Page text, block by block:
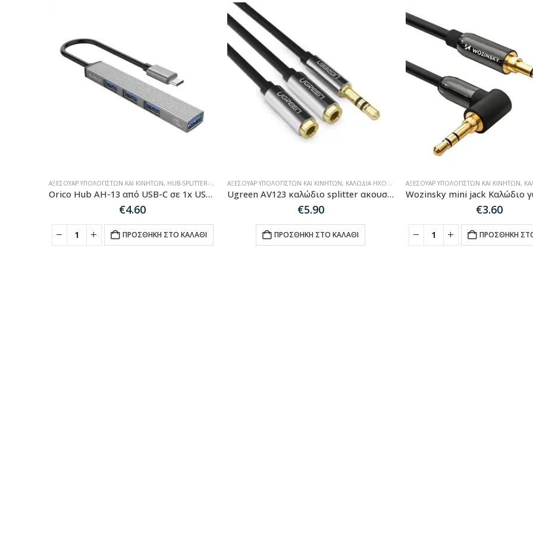
ΑΞΕΣΟΥΆΡ ΥΠΟΛΟΓΙΣΤΏΝ ΚΑΙ ΚΙΝΗΤΏΝ, HUB-SPLITTER-ADAPTER
Orico Hub AH-13 από USB-C σε 1x USB-A 3.0 + 3x USB-A 2.0 – γκρι
€4.60
ΠΡΟΣΘΉΚΗ ΣΤΟ ΚΑΛΆΘΙ
ΑΞΕΣΟΥΆΡ ΥΠΟΛΟΓΙΣΤΏΝ ΚΑΙ ΚΙΝΗΤΏΝ, ΚΑΛΏΔΙΑ ΉΧΟΥ-HDMI-ΔΙΚΤΎΟΥ
Ugreen AV123 καλώδιο splitter ακουστικών από 3,5 mm minijack (αρσενικό) – 2x 3,5 mm minijack (θηλυκό) – 20cm μαύρο (10523)
€5.90
ΠΡΟΣΘΉΚΗ ΣΤΟ ΚΑΛΆΘΙ
ΑΞΕΣΟΥΆΡ ΥΠΟΛΟΓΙΣΤΏΝ ΚΑΙ ΚΙΝΗΤΏΝ,
€3.60
ΠΡΟΣΘΉΚΗ